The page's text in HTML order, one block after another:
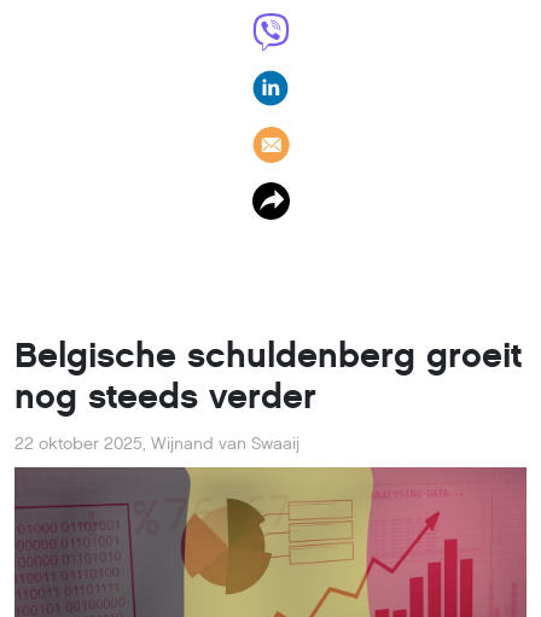
Belgische schuldenberg groeit
nog steeds verder
22 oktober 2025, Wijnand van Swaaij